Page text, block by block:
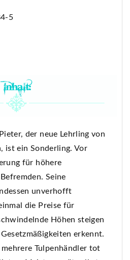
5
der neue Lehrling von
ist ein Sonderling.Vor
für höhere
Seine
unverhofft
die Preise für
Höhen steigen
erkennt.
mehrere Tulpenhändler tot